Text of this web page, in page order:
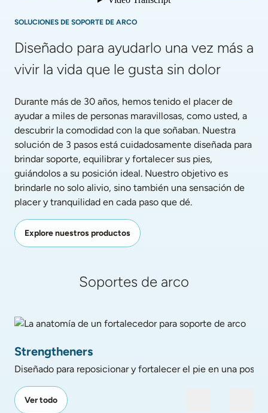
SOLUCIONES DE SOPORTE DE ARCO
Diseñado para ayudarlo una vez más a
vivir la vida que le gusta sin dolor
Durante más de 30 años, hemos tenido el placer de
ayudar a miles de personas maravillosas, como usted, a
descubrir la comodidad con la que soñaban. Nuestra
solución de 3 pasos está cuidadosamente diseñada para
brindar soporte, equilibrar y fortalecer sus pies,
guiándolos a su posición ideal. Nuestro objetivo es
brindarle no solo alivio, sino también una sensación de
placer y tranquilidad en cada paso que dé.
Explore nuestros productos
Soportes de arco
Strengtheners
Diseñado para reposicionar y fortalecer el pie en una
Ver todo